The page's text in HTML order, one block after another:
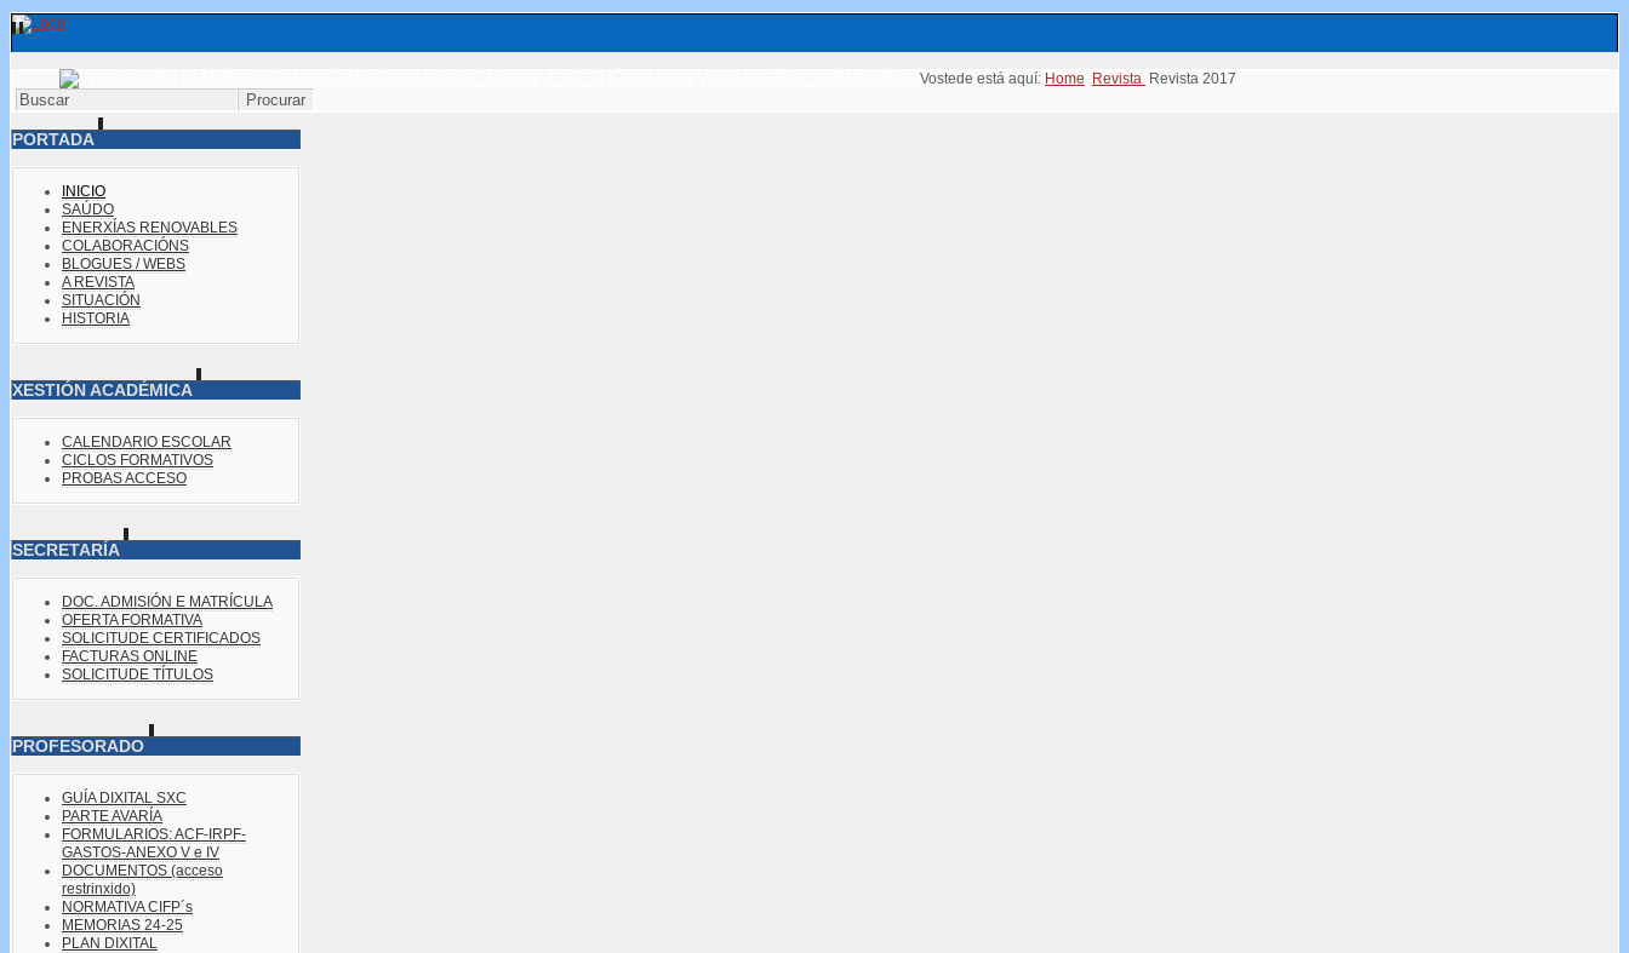
Vostede está aquí: Home Revista Revista 2017
PORTADA
INICIO
SAÚDO
ENERXÍAS RENOVABLES
COLABORACIÓNS
BLOGUES / WEBS
A REVISTA
SITUACIÓN
HISTORIA
XESTIÓN ACADÉMICA
CALENDARIO ESCOLAR
CICLOS FORMATIVOS
PROBAS ACCESO
SECRETARÍA
DOC. ADMISIÓN E MATRÍCULA
OFERTA FORMATIVA
SOLICITUDE CERTIFICADOS
FACTURAS ONLINE
SOLICITUDE TÍTULOS
PROFESORADO
GUÍA DIXITAL SXC
PARTE AVARÍA
FORMULARIOS: ACF-IRPF-
GASTOS-ANEXO V e IV
DOCUMENTOS (acceso
restrinxido)
NORMATIVA CIFP´s
MEMORIAS 24-25
PLAN DIXITAL